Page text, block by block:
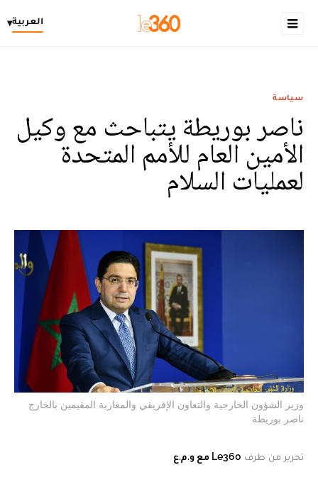
العربية▾
سياسة
ناصر بوريطة يتباحث مع وكيل
الأمين العام للأمم المتحدة
لعمليات السلام
وزير الشؤون الخارجية والتعاون الإفريقي والمغاربة المقيمين بالخارج
ناصر بوريطة
تحرير من طرف Le360 مع و.م.ع